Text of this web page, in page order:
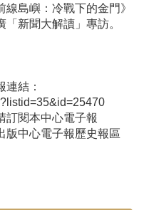
線島嶼：冷戰下的金門》
新聞大解讀」專訪。
結：
訂閱本中心電子報
版中心電子報歷史報區